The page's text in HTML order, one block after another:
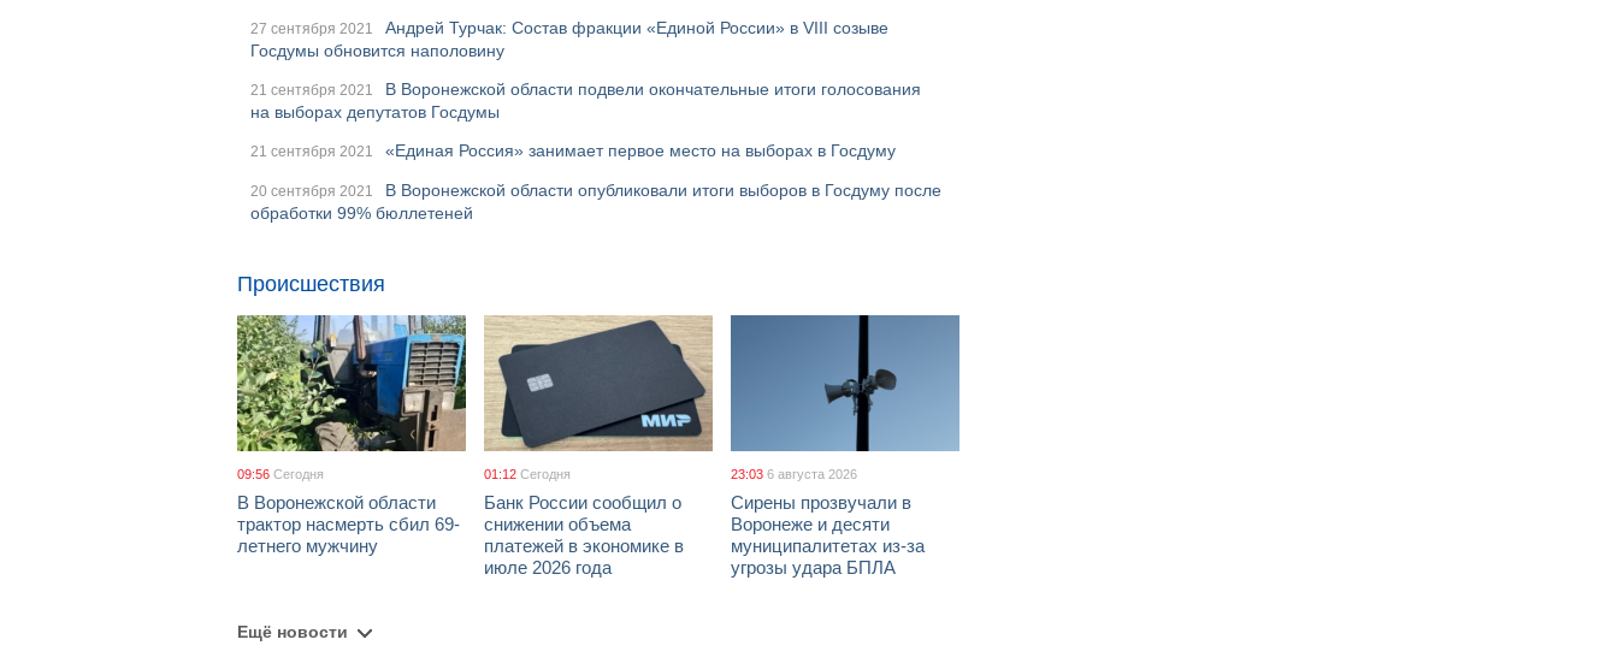
27 сентября 2021
Андрей Турчак: Состав фракции «Единой России» в VIII созыве
Госдумы обновится наполовину
21 сентября 2021
В Воронежской области подвели окончательные итоги голосования
на выборах депутатов Госдумы
21 сентября 2021 «Единая Россия» занимает первое место на выборах в Госдуму
20 сентября 2021
В Воронежской области опубликовали итоги выборов в Госдуму после
обработки 99% бюллетеней
Происшествия
09:56 Сегодня
В Воронежской области
трактор насмерть сбил 69-
летнего мужчину
01:12 Сегодня
Банк России сообщил о
снижении объема
платежей в экономике в
июле 2026 года
23:03 6 августа 2026
Сирены прозвучали в
Воронеже и десяти
муниципалитетах из-за
угрозы удара БПЛА
Ещё новости